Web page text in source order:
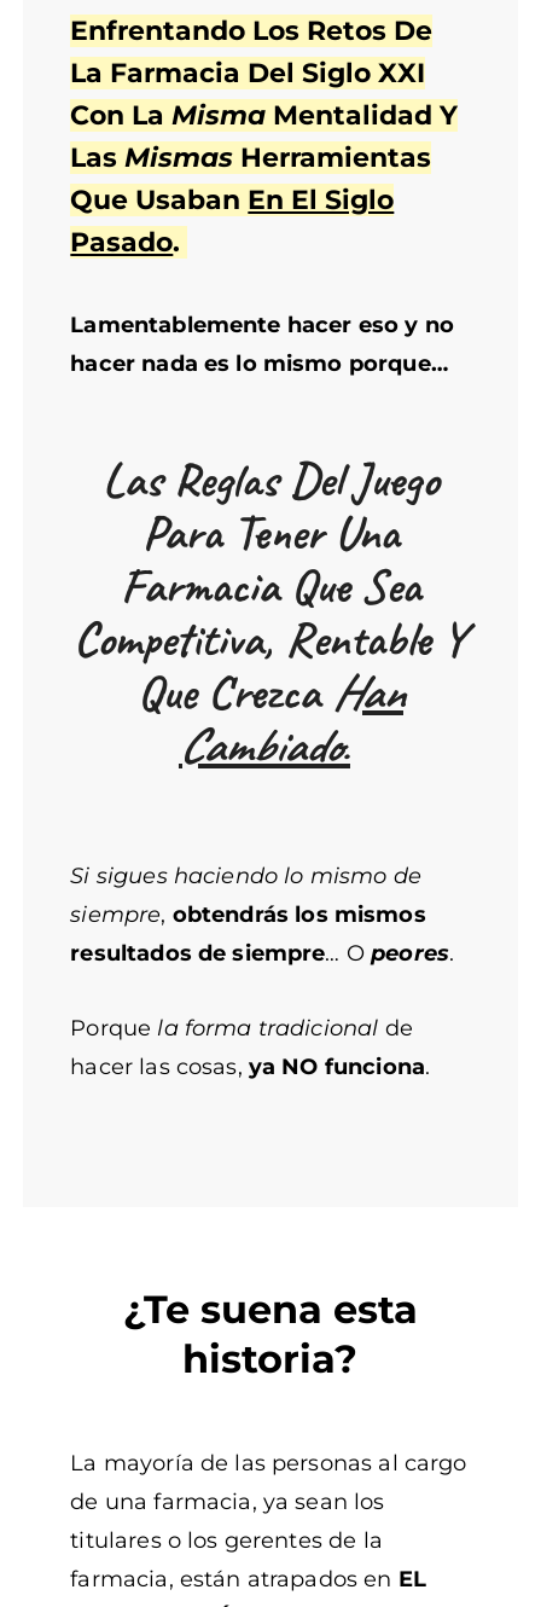
Enfrentando Los Retos De
La Farmacia Del Siglo XXI
Con LaMisma Mentalidad Y
LasMismas Herramientas
Que Usaban En El Siglo
Pasado.
Lamentablemente hacer eso y no
hacer nada es lo mismo porque…
Las Reglas Del Juego
Para Tener Una
Farmacia Que Sea
Competitiva, Rentable Y
Que CrezcaHan
Cambiado.
Si sigues haciendo lo mismo de
siempre, obtendrás los mismos
resultados de siempre… Opeores.
Porque la forma tradicional de
hacer las cosas, ya NO funciona.
¿Te suena esta
historia?
La mayoría de las personas al cargo
de una farmacia, ya sean los
titulares o los gerentes de la
farmacia, están atrapados en EL